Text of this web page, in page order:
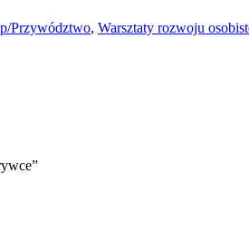
Przywództwo, Warsztaty rozwoju